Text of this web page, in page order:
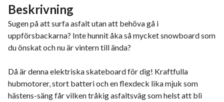
Beskrivning
Sugen på att surfa asfalt utan att behöva gå i
uppförsbackarna? Inte hunnit åka så mycket snowboard som
du önskat och nu är vintern till ända?
Då är denna elektriska skateboard för dig! Kraftfulla
hubmotorer, stort batteri och en flexdeck lika mjuk som
hästens-säng får vilken tråkig asfaltsväg som helst att bli